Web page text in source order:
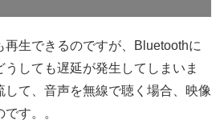
再生できるのですが、Bluetoothに
うしても遅延が発生してしまいま
して、音声を無線で聴く場合、映像
す。。